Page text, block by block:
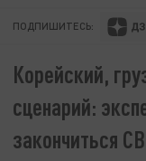
ПОДПИШИТЕСЬ:
Корейский,
сценарий:
закончиться